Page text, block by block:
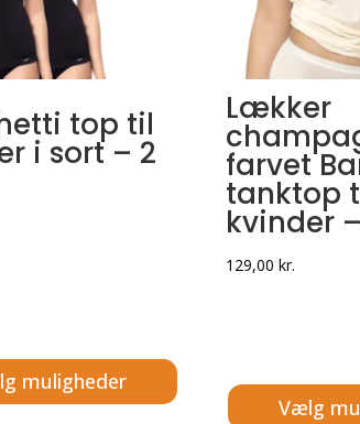
top til
i sort – 2
muligheder
Lækker
farvet
tanktop
kvinder
129,00 kr.
Vælg